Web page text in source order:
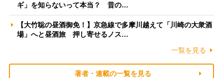
ギ」を知らないって本当？ 昔の…
【大竹聡の昼酒御免！】京急線で多摩川越えて「川崎の大衆酒
場」へと昼酒旅 押し寄せるノス…
一覧を見る
著者・連載の一覧を見る